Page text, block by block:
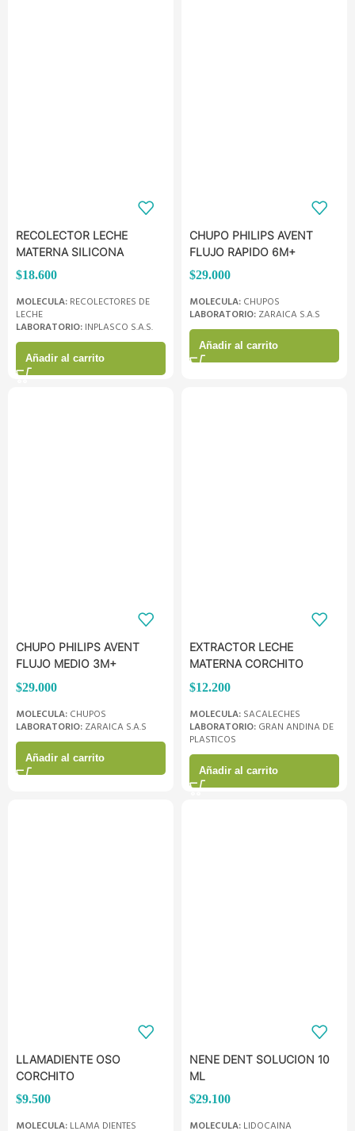
RECOLECTOR LECHE
MATERNA SILICONA
$18.600
MOLECULA: RECOLECTORES DE
LECHE
LABORATORIO: INPLASCO S.A.S.
Añadir al carrito
CHUPO PHILIPS AVENT
FLUJO RAPIDO 6M+
$29.000
MOLECULA: CHUPOS
LABORATORIO: ZARAICA S.A.S
Añadir al carrito
CHUPO PHILIPS AVENT
FLUJO MEDIO 3M+
$29.000
MOLECULA: CHUPOS
LABORATORIO: ZARAICA S.A.S
Añadir al carrito
EXTRACTOR LECHE
MATERNA CORCHITO
$12.200
MOLECULA: SACALECHES
LABORATORIO: GRAN ANDINA DE
PLASTICOS
Añadir al carrito
LLAMADIENTE OSO
CORCHITO
$9.500
MOLECULA: LLAMA DIENTES
NENE DENT SOLUCION 10
ML
$29.100
MOLECULA: LIDOCAINA